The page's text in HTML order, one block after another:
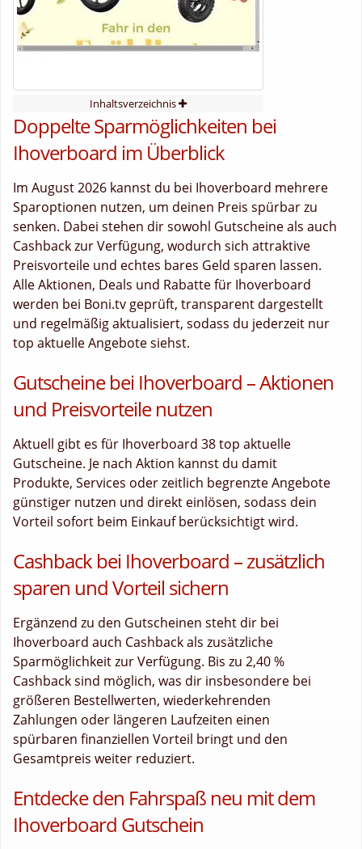
Inhaltsverzeichnis
Doppelte Sparmöglichkeiten bei
Ihoverboard im Überblick
Im August 2026 kannst du bei Ihoverboard mehrere
Sparoptionen nutzen, um deinen Preis spürbar zu
senken. Dabei stehen dir sowohl Gutscheine als auch
Cashback zur Verfügung, wodurch sich attraktive
Preisvorteile und echtes bares Geld sparen lassen.
Alle Aktionen, Deals und Rabatte für Ihoverboard
werden bei Boni.tv geprüft, transparent dargestellt
und regelmäßig aktualisiert, sodass du jederzeit nur
top aktuelle Angebote siehst.
Gutscheine bei Ihoverboard – Aktionen
und Preisvorteile nutzen
Aktuell gibt es für Ihoverboard 38 top aktuelle
Gutscheine. Je nach Aktion kannst du damit
Produkte, Services oder zeitlich begrenzte Angebote
günstiger nutzen und direkt einlösen, sodass dein
Vorteil sofort beim Einkauf berücksichtigt wird.
Cashback bei Ihoverboard – zusätzlich
sparen und Vorteil sichern
Ergänzend zu den Gutscheinen steht dir bei
Ihoverboard auch Cashback als zusätzliche
Sparmöglichkeit zur Verfügung. Bis zu 2,40 %
Cashback sind möglich, was dir insbesondere bei
größeren Bestellwerten, wiederkehrenden
Zahlungen oder längeren Laufzeiten einen
spürbaren finanziellen Vorteil bringt und den
Gesamtpreis weiter reduziert.
Entdecke den Fahrspaß neu mit dem
Ihoverboard Gutschein